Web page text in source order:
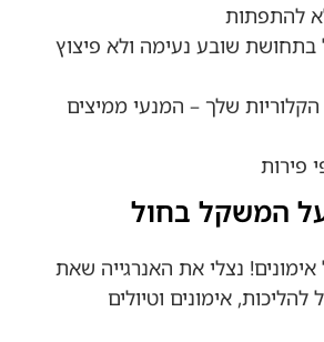
להתפתות
בתחושת שובע נעימה ולא פיצוץ
שלך – המנעי ממיצים
פירות
המשקל בחול
נצלי את האנרגייה שאת
אימונים וטיולים